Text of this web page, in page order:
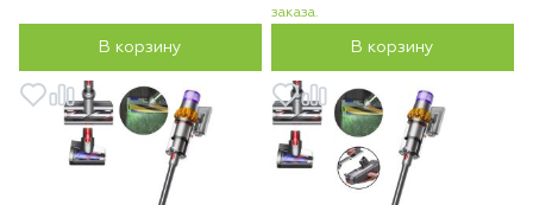
В корзину
заказа.
В корзину